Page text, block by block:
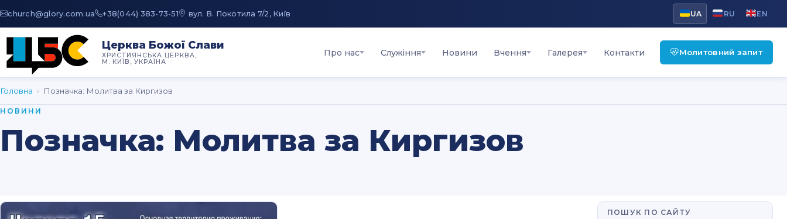
au.moc.yrolg@hcruhc +38(044) 383-73-51 вул. В. Покотила 7/2, Київ UA RU EN
Церква Божої Слави
ХРИСТИЯНСЬКА ЦЕРКВА,
М. КИЇВ, УКРАЇНА
Про нас Служіння Новини Вчення Галерея Контакти Молитовний запит
Головна › Позначка: Молитва за Киргизов
НОВИНИ
Позначка: Молитва за Киргизов
ПОШУК ПО САЙТУ